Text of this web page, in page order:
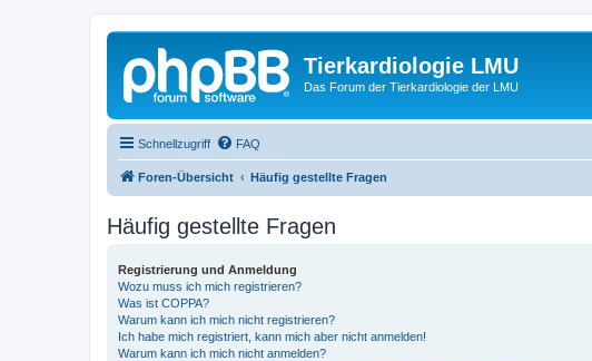
Tierkardiologie LMU
Das Forum der Tierkardiologie der LMU
Schnellzugriff FAQ
Foren-Übersicht Häufig gestellte Fragen
Häufig gestellte Fragen
Registrierung und Anmeldung
Wozu muss ich mich registrieren?
Was ist COPPA?
Warum kann ich mich nicht registrieren?
Ich habe mich registriert, kann mich aber nicht anmelden!
Warum kann ich mich nicht anmelden?